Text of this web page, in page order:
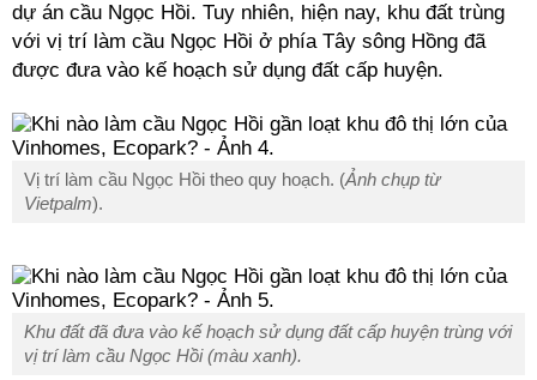
dự án cầu Ngọc Hồi. Tuy nhiên, hiện nay, khu đất trùng
với vị trí làm cầu Ngọc Hồi ở phía Tây sông Hồng đã
được đưa vào kế hoạch sử dụng đất cấp huyện.
Vị trí làm cầu Ngọc Hồi theo quy hoạch. (Ảnh chụp từ
Vietpalm).
Khu đất đã đưa vào kế hoạch sử dụng đất cấp huyện trùng với
vị trí làm cầu Ngọc Hồi (màu xanh).